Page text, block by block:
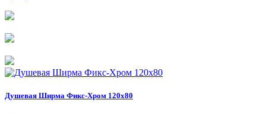
Душевая Ширма Фикс-Хром 120х80